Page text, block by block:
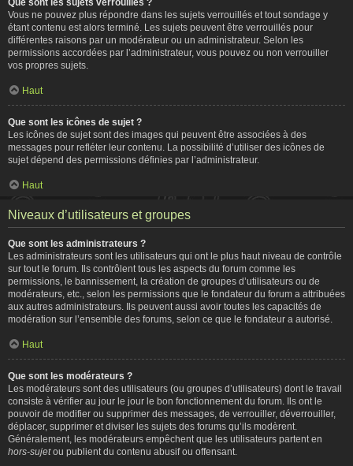
Vous ne pouvez plus répondre dans les sujets verrouillés et tout sondage y
étant contenu est alors terminé. Les sujets peuvent être verrouillés pour
différentes raisons par un modérateur ou un administrateur. Selon les
permissions accordées par l’administrateur, vous pouvez ou non verrouiller
vos propres sujets.
Haut
Que sont les icônes de sujet ?
Les icônes de sujet sont des images qui peuvent être associées à des
messages pour refléter leur contenu. La possibilité d’utiliser des icônes de
sujet dépend des permissions définies par l’administrateur.
Haut
Niveaux d’utilisateurs et groupes
Que sont les administrateurs ?
Les administrateurs sont les utilisateurs qui ont le plus haut niveau de contrôle
sur tout le forum. Ils contrôlent tous les aspects du forum comme les
permissions, le bannissement, la création de groupes d’utilisateurs ou de
modérateurs, etc., selon les permissions que le fondateur du forum a attribuées
aux autres administrateurs. Ils peuvent aussi avoir toutes les capacités de
modération sur l’ensemble des forums, selon ce que le fondateur a autorisé.
Haut
Que sont les modérateurs ?
Les modérateurs sont des utilisateurs (ou groupes d’utilisateurs) dont le travail
consiste à vérifier au jour le jour le bon fonctionnement du forum. Ils ont le
pouvoir de modifier ou supprimer des messages, de verrouiller, déverrouiller,
déplacer, supprimer et diviser les sujets des forums qu’ils modèrent.
Généralement, les modérateurs empêchent que les utilisateurs partent en
hors-sujetou publient du contenu abusif ou offensant.